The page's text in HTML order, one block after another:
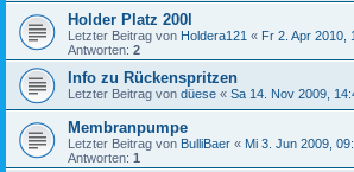
Holder Platz 200l
Letzter Beitrag von Holdera121 « Fr 2. Apr 2010,
Antworten: 2
Info zu Rückenspritzen
Letzter Beitrag von düese « Sa 14. Nov 2009,
Membranpumpe
Letzter Beitrag von BulliBaer « Mi 3. Jun 2009,
Antworten: 1